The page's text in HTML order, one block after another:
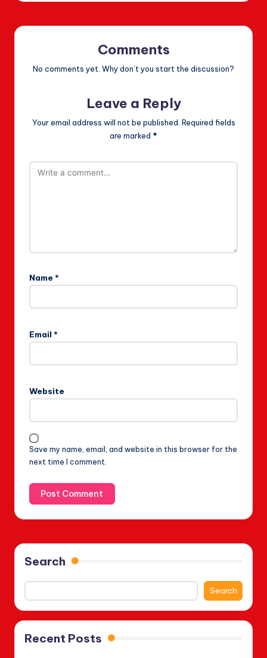
Comments
No comments yet. Why don’t you start the discussion?
Leave a Reply
Your email address will not be published. Required fields
are marked *
Name *
Email *
Website
Save my name, email, and website in this browser for the
next time I comment.
Search
Search
Recent Posts